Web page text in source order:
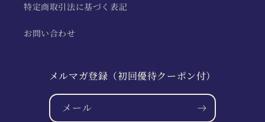
特定商取引法に基づく表記
お問い合わせ
メルマガ登録（初回優待クーポン付）
メール